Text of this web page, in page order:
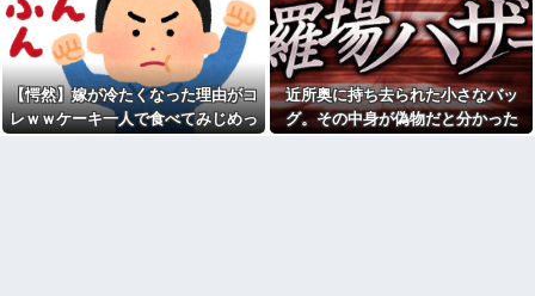
岡田斗司夫「人間の本音とし
てブサイクを見たら不愉快にな
る。この責任をどうとるんだ」
【速報】ルフィの幹部、懲役
20年に決定する←コレは妥当
か？？？？？？？
シャウエッセン公式、またこ
に暮らしていたはずなのに、原
因を探るとまさかの事実が…
うちの子が危篤状態で産まれ
てＮＩＣＵに搬送されたと聴い
て、義兄嫁が｢うちの子達に赤ち
ゃん見せたい｣といってきた
【緊急】俺の友人の離婚が決
【愕然】嫁が冷たくなった理由がコ
レｗｗケーキ一人で食べてみじめっ
近所奥に持ち去られた小さなバッ
グ。その中身が偽物だと分かった